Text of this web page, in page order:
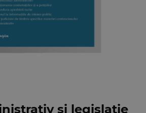
si legislatie